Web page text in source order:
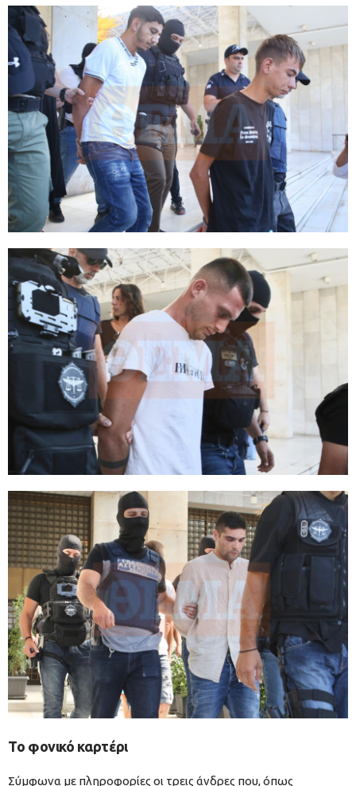
Το φονικό καρτέρι
Σύμφωνα με πληροφορίες οι τρεις άνδρες που, όπως